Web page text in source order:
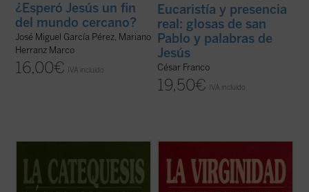
¿Esperó Jesús un fin
del mundo cercano?
José Miguel García Pérez, Mariano
Herranz Marco
16,00€ IVA incluido
Eucaristía y presencia
real: glosas de san
Pablo y palabras de
Jesús
César Franco
19,50€ IVA incluido
de san Pablo, en el capítulo quince de
1Corintios más de la mitad de los
versículos contienen un griego oscuro,
muy oscuro incluso, o ininteligible en
cartas de san Pablo que pueden contener
afirmaciones o negaciones de la virginidad
perpetua de María tienen una
característica común: abundan en ellas las